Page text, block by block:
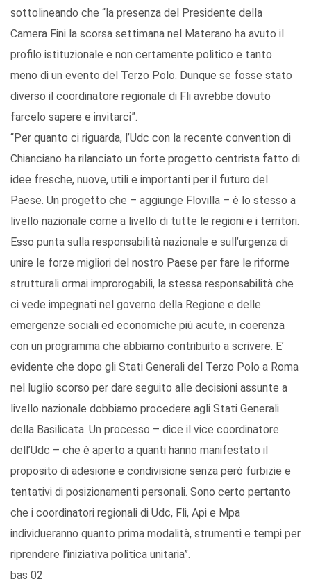
sottolineando che “la presenza del Presidente della
Camera Fini la scorsa settimana nel Materano ha avuto il
profilo istituzionale e non certamente politico e tanto
meno di un evento del Terzo Polo. Dunque se fosse stato
diverso il coordinatore regionale di Fli avrebbe dovuto
farcelo sapere e invitarci”.
“Per quanto ci riguarda, l’Udc con la recente convention di
Chianciano ha rilanciato un forte progetto centrista fatto di
idee fresche, nuove, utili e importanti per il futuro del
Paese. Un progetto che – aggiunge Flovilla – è lo stesso a
livello nazionale come a livello di tutte le regioni e i territori.
Esso punta sulla responsabilità nazionale e sull’urgenza di
unire le forze migliori del nostro Paese per fare le riforme
strutturali ormai improrogabili, la stessa responsabilità che
ci vede impegnati nel governo della Regione e delle
emergenze sociali ed economiche più acute, in coerenza
con un programma che abbiamo contribuito a scrivere. E’
evidente che dopo gli Stati Generali del Terzo Polo a Roma
nel luglio scorso per dare seguito alle decisioni assunte a
livello nazionale dobbiamo procedere agli Stati Generali
della Basilicata. Un processo – dice il vice coordinatore
dell’Udc – che è aperto a quanti hanno manifestato il
proposito di adesione e condivisione senza però furbizie e
tentativi di posizionamenti personali. Sono certo pertanto
che i coordinatori regionali di Udc, Fli, Api e Mpa
individueranno quanto prima modalità, strumenti e tempi per
riprendere l’iniziativa politica unitaria”.
bas 02